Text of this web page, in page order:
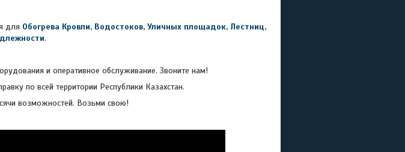
для Обогрева Кровли, Водостоков, Уличных площадок, Лестниц,
.
и оперативное обслуживание. Звоните нам!
по всей территории Республики Казахстан.
возможностей. Возьми свою!